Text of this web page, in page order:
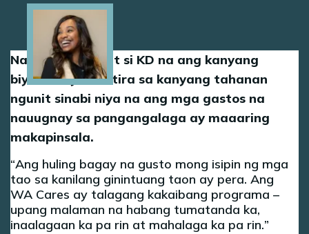
Nagpapasalamat si KD na ang kanyang
biyenan ay nakatira sa kanyang tahanan
ngunit sinabi niya na ang mga gastos na
nauugnay sa pangangalaga ay maaaring
makapinsala.
Ang huling bagay na gusto mong isipin ng mga
tao sa kanilang ginintuang taon ay pera. Ang
WA Cares ay talagang kakaibang programa –
upang malaman na habang tumatanda ka,
inaalagaan ka pa rin at mahalaga ka pa rin.
Image